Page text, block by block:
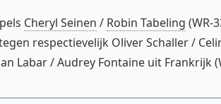
Cheryl Seinen / Robin Tabeling (WR-
respectievelijk Oliver Schaller /
Labar / Audrey Fontaine uit Frankrijk